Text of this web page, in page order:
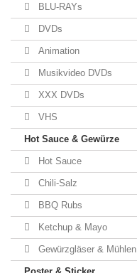
BLU-RAYs
DVDs
Animation
Musikvideo DVDs
XXX DVDs
VHS
Hot Sauce & Gewürze
Hot Sauce
Chili-Salz
BBQ Rubs
Ketchup & Mayo
Gewürzgläser & Mühlen